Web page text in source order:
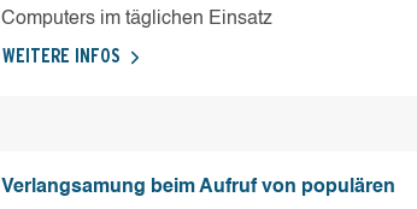
Computers im täglichen Einsatz
WEITERE INFOS
Verlangsamung beim Aufruf von populären